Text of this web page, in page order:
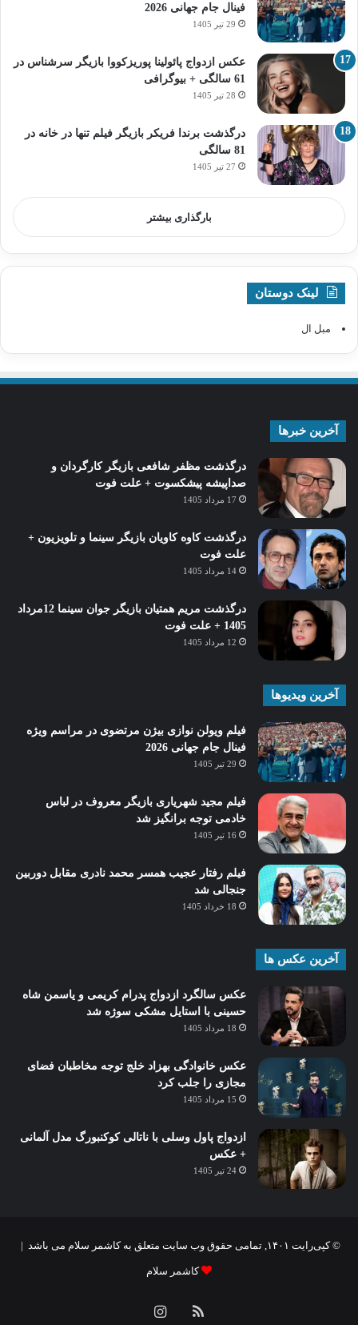
فینال جام جهانی 2026
29 تیر 1405
عکس ازدواج پائولینا پوریزکووا بازیگر سرشناس در
61 سالگی + بیوگرافی
28 تیر 1405
درگذشت برندا فریکر بازیگر فیلم تنها در خانه در
81 سالگی
27 تیر 1405
بارگذاری بیشتر
لینک دوستان
مبل ال
آخرین خبرها
درگذشت مظفر شافعی بازیگر کارگردان و
صداپیشه پیشکسوت + علت فوت
17 مرداد 1405
درگذشت کاوه کاویان بازیگر سینما و تلویزیون +
علت فوت
14 مرداد 1405
درگذشت مریم همتیان بازیگر جوان سینما 12مرداد
1405 + علت فوت
12 مرداد 1405
آخرین ویدیوها
فیلم ویولن نوازی بیژن مرتضوی در مراسم ویژه
فینال جام جهانی 2026
29 تیر 1405
فیلم مجید شهریاری بازیگر معروف در لباس
خادمی توجه برانگیز شد
16 تیر 1405
فیلم رفتار عجیب همسر محمد نادری مقابل دوربین
جنجالی شد
18 خرداد 1405
آخرین عکس ها
عکس سالگرد ازدواج پدرام کریمی و یاسمن شاه‌
حسینی با استایل مشکی سوژه شد
18 مرداد 1405
عکس خانوادگی بهزاد خلج توجه مخاطبان فضای
مجازی را جلب کرد
15 مرداد 1405
ازدواج پاول وسلی با ناتالی کوکنبورگ مدل آلمانی
+ عکس
24 تیر 1405
© کپی‌رایت ۱۴۰۱, تمامی حقوق وب سایت متعلق به کاشمر سلام می باشد |
کاشمر سلام
خوراکاینستاگرام